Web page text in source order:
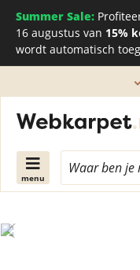
Summer Sale:
16 augustus van 15%
wordt automatisch
menu